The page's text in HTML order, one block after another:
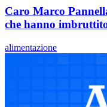
Caro Marco
che hanno
alimentazione